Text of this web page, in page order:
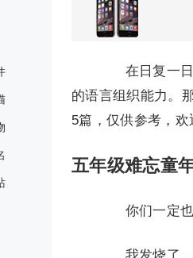
在日复一日
的语言组织能力。
5篇，仅供参考，欢
五年级难忘童
你们一定也
我发烧了，